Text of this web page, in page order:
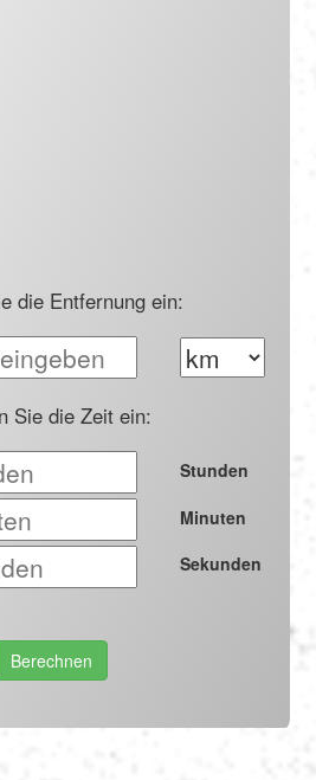
die Entfernung ein:
Sie die Zeit ein:
Stunden
Minuten
Sekunden
Berechnen